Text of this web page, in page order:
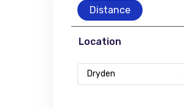
Distance
Location
Dryden